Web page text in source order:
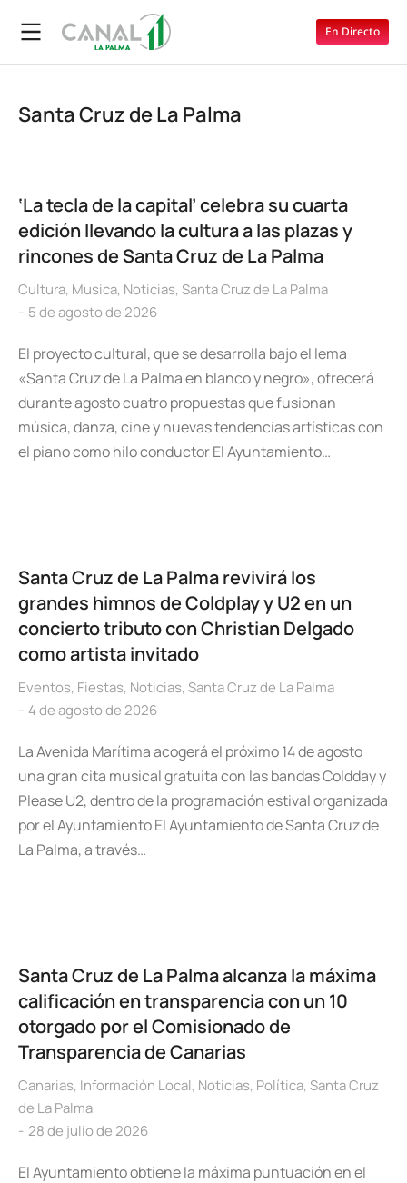
En Directo
Santa Cruz de La Palma
‘La tecla de la capital’ celebra su cuarta
edición llevando la cultura a las plazas y
rincones de Santa Cruz de La Palma
Cultura, Musica, Noticias, Santa Cruz de La Palma
5 de agosto de 2026
El proyecto cultural, que se desarrolla bajo el lema
«Santa Cruz de La Palma en blanco y negro», ofrecerá
durante agosto cuatro propuestas que fusionan
música, danza, cine y nuevas tendencias artísticas con
el piano como hilo conductor El Ayuntamiento…
Santa Cruz de La Palma revivirá los
grandes himnos de Coldplay y U2 en un
concierto tributo con Christian Delgado
como artista invitado
Eventos, Fiestas, Noticias, Santa Cruz de La Palma
4 de agosto de 2026
La Avenida Marítima acogerá el próximo 14 de agosto
una gran cita musical gratuita con las bandas Coldday y
Please U2, dentro de la programación estival organizada
por el Ayuntamiento El Ayuntamiento de Santa Cruz de
La Palma, a través…
Santa Cruz de La Palma alcanza la máxima
calificación en transparencia con un 10
otorgado por el Comisionado de
Transparencia de Canarias
Canarias, Información Local, Noticias, Política, Santa Cruz
de La Palma
28 de julio de 2026
El Ayuntamiento obtiene la máxima puntuación en el